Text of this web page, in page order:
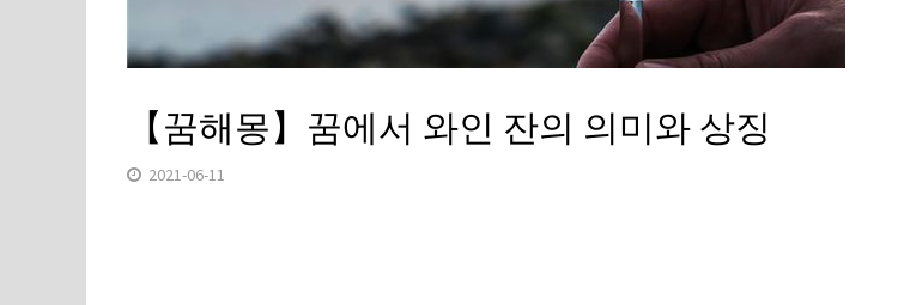
【꿈해몽】꿈에서 와인 잔의 의미와 상징
2021-06-11